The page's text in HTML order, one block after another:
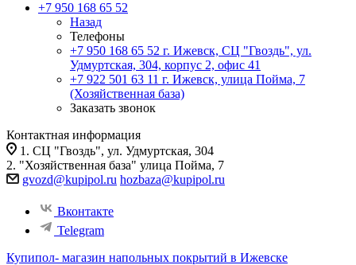
+7 950 168 65 52
Назад
Телефоны
+7 950 168 65 52 г. Ижевск, СЦ "Гвоздь", ул.
Удмуртская, 304, корпус 2, офис 41
+7 922 501 63 11 г. Ижевск, улица Пойма, 7
(Хозяйственная база)
Заказать звонок
Контактная информация
1. СЦ "Гвоздь", ул. Удмуртская, 304
2. "Хозяйственная база" улица Пойма, 7
gvozd@kupipol.ru hozbaza@kupipol.ru
Вконтакте
Telegram
Купипол- магазин напольных покрытий в Ижевске